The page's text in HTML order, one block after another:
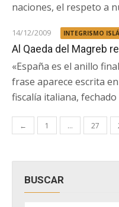
naciones, el respeto a
14/12/2009 INTEGRISMO
Al Qaeda del Magreb
«España es el anillo
frase aparece escrita
fiscalía italiana, fechado
Paginación
de
← 1 … 27
BUSCAR